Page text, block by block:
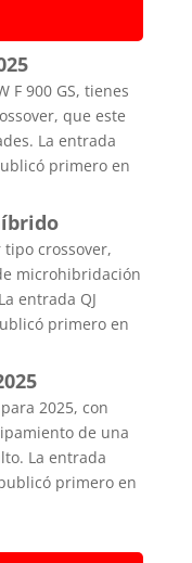
F 900 GS, tienes
que este
La entrada
primero en
tipo crossover,
microhibridación
entrada QJ
primero en
2025, con
de una
La entrada
primero en